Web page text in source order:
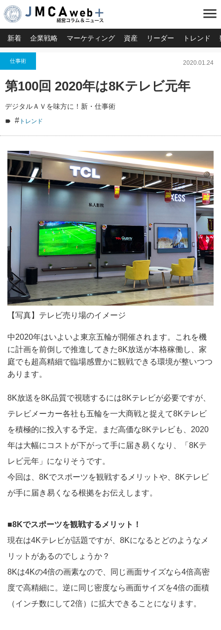
menu
新着 企業戦略 マーケティング 資産 リーダー トレンド
仕事術 2020.01.24
第100回 2020年は8Kテレビ元年
デジタルＡＶを味方に！新・仕事術
# トレンド
【写真】テレビ売り場のイメージ
中2020年はいよいよ東京五輪が開催されます。これを機
に計画を前倒しで推進してきた8K放送が本格稼働し、家
庭でも超高精細で臨場感豊かに観戦できる環境が整いつつ
あります。
8K放送を8K品質で視聴するには8Kテレビが必要ですが、
テレビメーカー各社も五輪を一大商戦と捉えて8Kテレビ
を積極的に投入する予定。まだ高価な8Kテレビも、2020
年は大幅にコストが下がって手に届き易くなり、「8Kテ
レビ元年」になりそうです。
今回は、8Kでスポーツを観戦するメリットや、8Kテレビ
が手に届き易くなる根拠をお伝えします。
■8Kでスポーツを観戦するメリット！
現在は4Kテレビが話題ですが、8Kになるとどのようなメ
リットがあるのでしょうか？
8Kは4Kの4倍の画素なので、同じ画面サイズなら4倍高密
度で高精細に。逆に同じ密度なら画面サイズを4倍の面積
（インチ数にして2倍）に拡大できることになります。